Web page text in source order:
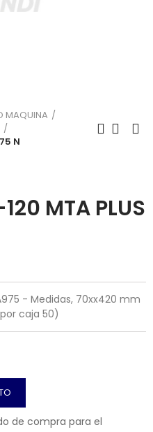
MAQUINA
N
MTA PLUS
- Medidas, 70xx420 mm
caja 50)
de compra para el